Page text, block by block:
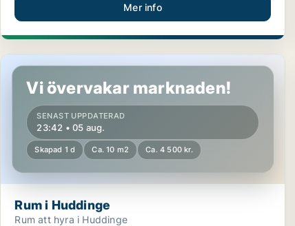
Mer info
Rum i Huddinge
Vi övervakar marknaden!
SENAST UPPDATERAD
23:42 • 05 aug.
Skapad 1 d Ca. 10 m2 Ca. 4 500 kr.
Rum i Huddinge
Rum att hyra i Huddinge